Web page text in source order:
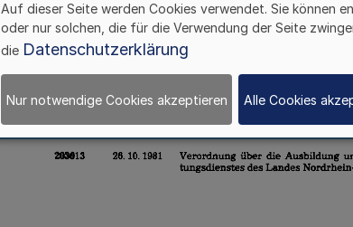
Auf dieser Seite werden Cookies verwendet. Sie können
oder nur solchen, die für die Verwendung der Seite
die Datenschutzerklärung
Nur notwendige Cookies akzeptieren Alle Cookies